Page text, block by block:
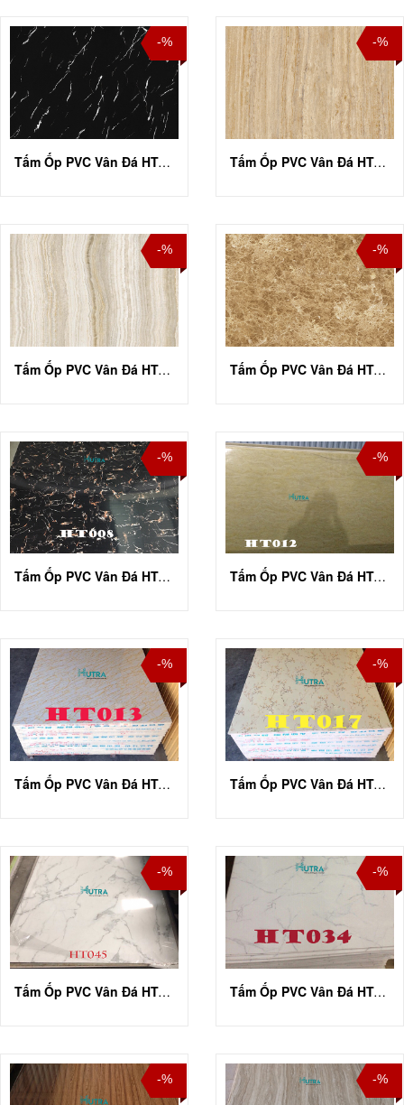
-%
Tấm Ốp PVC Vân Đá HT-A019
-%
Tấm Ốp PVC Vân Đá HT-A022
-%
Tấm Ốp PVC Vân Đá HT-A031
-%
Tấm Ốp PVC Vân Đá HT-A033
-%
Tấm Ốp PVC Vân Đá HT-A001
-%
Tấm Ốp PVC Vân Đá HT-A012
-%
Tấm Ốp PVC Vân Đá HT-A013
-%
Tấm Ốp PVC Vân Đá HT-A017
-%
Tấm Ốp PVC Vân Đá HT-A045
-%
Tấm Ốp PVC Vân Đá HT-A034
-% -%